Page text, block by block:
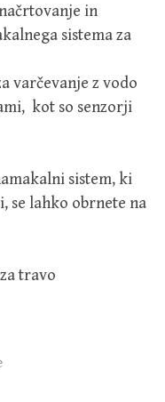
in
sistema za
varčevanje z vodo
kot so senzorji
sistem, ki
se lahko obrnete na
travo